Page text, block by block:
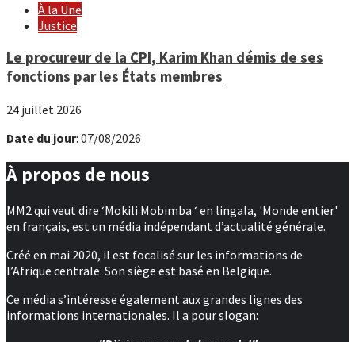
À la Une
Justice
Le procureur de la CPI, Karim Khan démis de ses
fonctions par les États membres
24 juillet 2026
Date du jour: 07/08/2026
À propos de nous
MM2 qui veut dire ‘Mokili Mobimba ‘ en lingala, 'Monde entier'
en français, est un média indépendant d’actualité générale.
Créé en mai 2020, il est focalisé sur les informations de
l’Afrique centrale. Son siège est basé en Belgique.
Ce média s’intéresse également aux grandes lignes des
informations internationales. Il a pour slogan: